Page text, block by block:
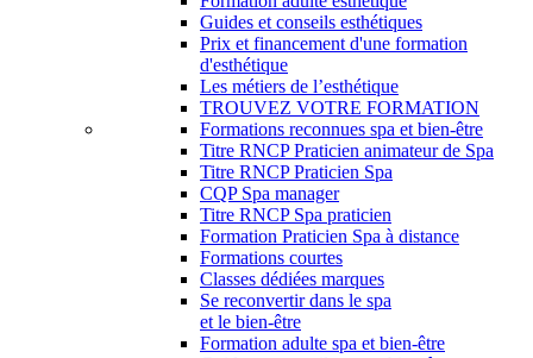
Guides et conseils esthétiques
Prix et financement d'une formation
d'esthétique
Les métiers de l’esthétique
TROUVEZ VOTRE FORMATION
Formations reconnues spa et bien-être
Titre RNCP Praticien animateur de Spa
Titre RNCP Praticien Spa
CQP Spa manager
Titre RNCP Spa praticien
Formation Praticien Spa à distance
Formations courtes
Classes dédiées marques
Se reconvertir dans le spa
et le bien-être
Formation adulte spa et bien-être